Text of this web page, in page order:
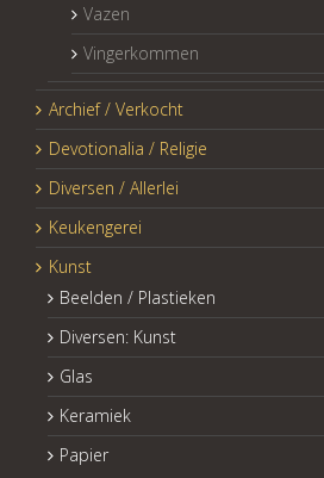
Vazen
Vingerkommen
Archief / Verkocht
Devotionalia / Religie
Diversen / Allerlei
Keukengerei
Kunst
Beelden / Plastieken
Diversen: Kunst
Glas
Keramiek
Papier